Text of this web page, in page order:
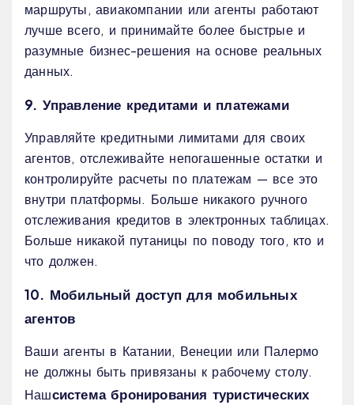
маршруты, авиакомпании или агенты работают
лучше всего, и принимайте более быстрые и
разумные бизнес-решения на основе реальных
данных.
9. Управление кредитами и платежами
Управляйте кредитными лимитами для своих
агентов, отслеживайте непогашенные остатки и
контролируйте расчеты по платежам — все это
внутри платформы. Больше никакого ручного
отслеживания кредитов в электронных таблицах.
Больше никакой путаницы по поводу того, кто и
что должен.
10. Мобильный доступ для мобильных
агентов
Ваши агенты в Катании, Венеции или Палермо
не должны быть привязаны к рабочему столу.
Нашсистема бронирования туристических